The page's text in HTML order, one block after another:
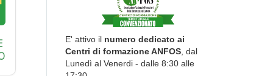
E' attivo il numero dedicato ai
Centri di formazione ANFOS , dal
Lunedì al Venerdi - dalle 8:30 alle